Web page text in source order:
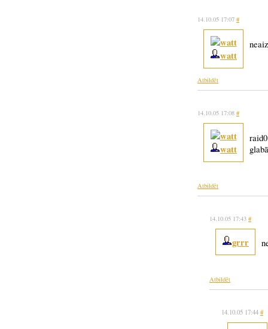
14.10.05 17:07 #
watt
Atbildēt
14.10.05 17:08 #
watt
Atbildēt
14.10.05 17:43 #
grrr
Atbildēt
14.10.05 17:44 #